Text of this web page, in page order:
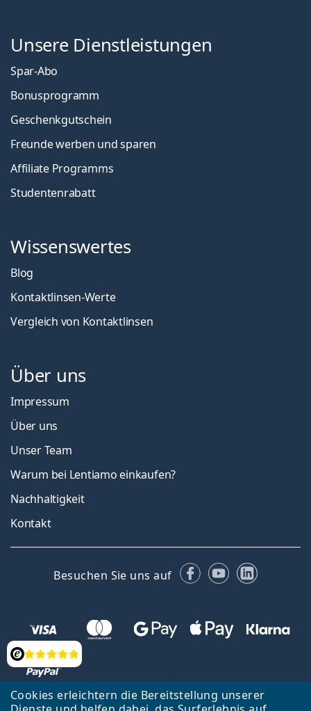
Cookies erleichtern die Bereitstellung unserer
Bewertung
Unsere Dienstleistungen
Spar-Abo
Bonusprogramm
Geschenkgutschein
Freunde werben und sparen
Affiliate Programms
Studentenrabatt
Wissenswertes
Blog
Kontaktlinsen-Werte
Vergleich von Kontaktlinsen
Über uns
Impressum
Über uns
Unser Team
Warum bei Lentiamo einkaufen?
Nachhaltigkeit
Kontakt
Besuchen Sie uns auf Facebook
YouTubeLinkedIn